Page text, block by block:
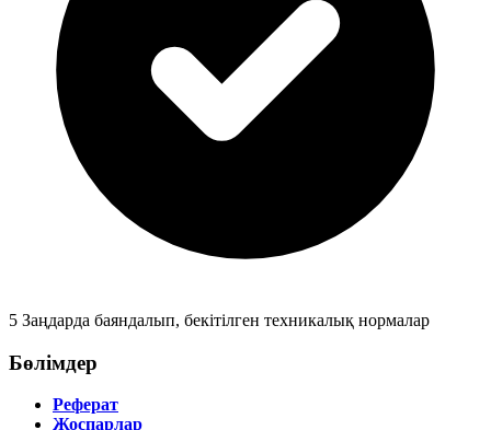
5 Заңдарда баяндалып, бекітілген техникалық нормалар
Бөлімдер
Реферат
Жоспарлар